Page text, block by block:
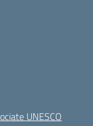
UNESCO